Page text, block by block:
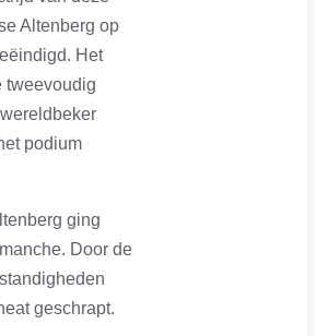
Altenberg op
Het
tweevoudig
podium
ging
Door de
geschrapt.